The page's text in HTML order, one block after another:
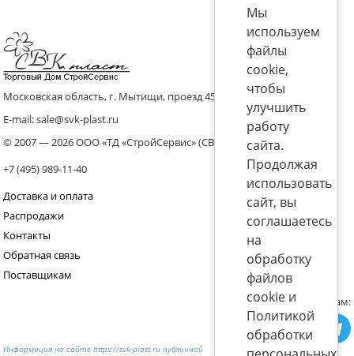
Московская область, г. Мытищи, проезд 4536 владение 8, стр.10
E-mail: sale@svk-plast.ru
© 2007 — 2026 ООО «ТД «СтройСервис» (СВК)
+7 (495) 989-11-40
Доставка и оплата
Распродажи
Контакты
Обратная связь
Поставщикам
Присоединяйтесь к нам:
Информация на сайте https://svk-plast.ru публичной
Мы
используем
файлы
cookie,
чтобы
улучшить
работу
сайта.
Продолжая
использовать
сайт, вы
соглашаетесь
на
обработку
файлов
cookie и
Политикой
обработки